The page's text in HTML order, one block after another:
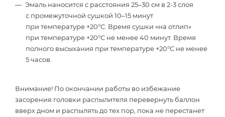
Эмаль наносится с расстояния 25–30 см в 2-3 слоя
с промежуточной сушкой 10–15 минут
при температуре +20°С. Время сушки «на отлип»
при температуре +20°С не менее 40 минут. Время
полного высыхания при температуре +20°С не менее
5 часов.
Внимание! По окончании работы во избежание
засорения головки распылителя перевернуть баллон
вверх дном и распылять до тех пор, пока не перестанет